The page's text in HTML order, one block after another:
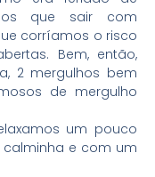
que sair com
corríamos o risco
Bem, então,
2 mergulhos bem
de mergulho
um pouco
e com um